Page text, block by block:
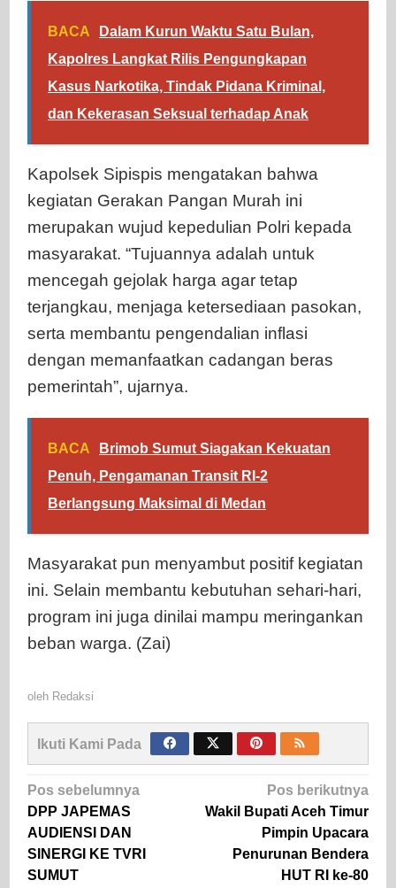
BACA
Dalam Kurun Waktu Satu Bulan,
Kapolres Langkat Rilis Pengungkapan
Kasus Narkotika, Tindak Pidana Kriminal,
dan Kekerasan Seksual terhadap Anak
Kapolsek Sipispis mengatakan bahwa
kegiatan Gerakan Pangan Murah ini
merupakan wujud kepedulian Polri kepada
masyarakat. “Tujuannya adalah untuk
mencegah gejolak harga agar tetap
terjangkau, menjaga ketersediaan pasokan,
serta membantu pengendalian inflasi
dengan memanfaatkan cadangan beras
pemerintah”, ujarnya.
BACA
Brimob Sumut Siagakan Kekuatan
Penuh, Pengamanan Transit RI-2
Berlangsung Maksimal di Medan
Masyarakat pun menyambut positif kegiatan
ini. Selain membantu kebutuhan sehari-hari,
program ini juga dinilai mampu meringankan
beban warga. (Zai)
oleh Redaksi
Ikuti Kami Pada
Navigasi
pos
Pos sebelumnya
DPP JAPEMAS
AUDIENSI DAN
SINERGI KE TVRI
SUMUT
Pos berikutnya
Wakil Bupati Aceh Timur
Pimpin Upacara
Penurunan Bendera
HUT RI ke-80